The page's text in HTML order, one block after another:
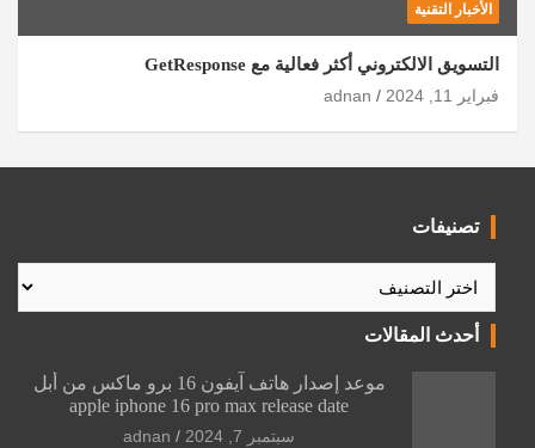
الأخبار التقنية
التسويق الالكتروني أكثر فعالية مع GetResponse
فبراير 11, 2024
adnan
تصنيفات
تصنيفات
أحدث المقالات
موعد إصدار هاتف آيفون 16 برو ماكس من أبل
apple iphone 16 pro max release date
سبتمبر 7, 2024 adnan